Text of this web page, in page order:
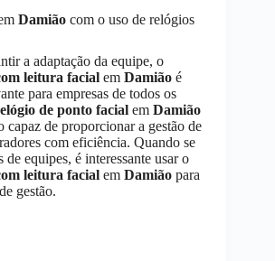
Damião com o uso de relógios
a adaptação da equipe, o
leitura facial em Damião é
para empresas de todos os
de ponto facial em Damião
capaz de proporcionar a gestão de
com eficiência. Quando se
equipes, é interessante usar o
leitura facial em Damião para
gestão.